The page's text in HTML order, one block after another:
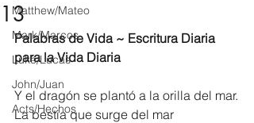
Matthew/Mateo
Mark/Marcos
Luke/Lucas
John/Juan
Acts/Hechos
13
Palabras de Vida ~ Escritura Diaria
para la Vida Diaria
Y el dragón se plantó a la orilla del mar.
La bestia que surge del mar